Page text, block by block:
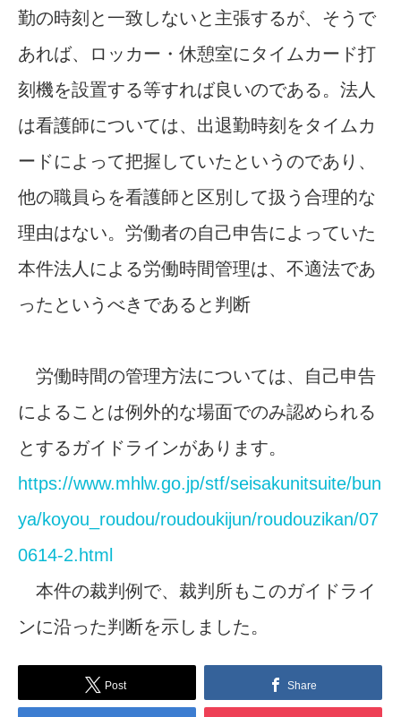
勤の時刻と一致しないと主張するが、そうで
あれば、ロッカー・休憩室にタイムカード打
刻機を設置する等すれば良いのである。法人
は看護師については、出退勤時刻をタイムカ
ードによって把握していたというのであり、
他の職員らを看護師と区別して扱う合理的な
理由はない。労働者の自己申告によっていた
本件法人による労働時間管理は、不適法であ
ったというべきであると判断
労働時間の管理方法については、自己申告
によることは例外的な場面でのみ認められる
とするガイドラインがあります。
https://www.mhlw.go.jp/stf/seisakunitsuite/bun
ya/koyou_roudou/roudoukijun/roudouzikan/07
0614-2.html
本件の裁判例で、裁判所もこのガイドライ
ンに沿った判断を示しました。
Post Share